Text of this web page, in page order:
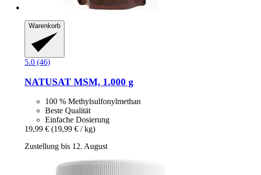
Warenkorb
5.0 (46)
NATUSAT MSM, 1.000 g
100 % Methylsulfonylmethan
Beste Qualität
Einfache Dosierung
19,99 € (19,99 € / kg)
Zustellung bis 12. August